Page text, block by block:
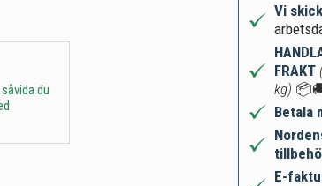
du
Vi
FRAKT
kg)
Betala
E-